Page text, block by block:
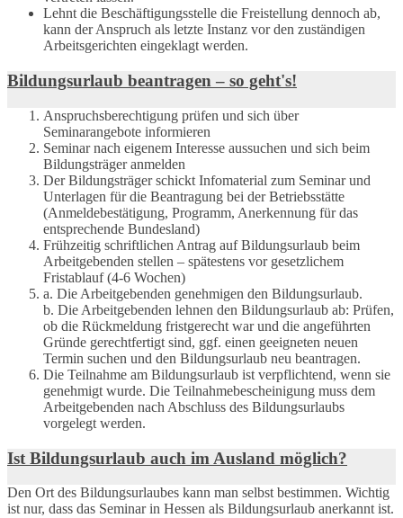
Lehnt die Beschäftigungsstelle die Freistellung dennoch ab,
kann der Anspruch als letzte Instanz vor den zuständigen
Arbeitsgerichten eingeklagt werden.
Bildungsurlaub beantragen – so geht's!
Anspruchsberechtigung prüfen und sich über
Seminarangebote informieren
Seminar nach eigenem Interesse aussuchen und sich beim
Bildungsträger anmelden
Der Bildungsträger schickt Infomaterial zum Seminar und
Unterlagen für die Beantragung bei der Betriebsstätte
(Anmeldebestätigung, Programm, Anerkennung für das
entsprechende Bundesland)
Frühzeitig schriftlichen Antrag auf Bildungsurlaub beim
Arbeitgebenden stellen – spätestens vor gesetzlichem
Fristablauf (4-6 Wochen)
a. Die Arbeitgebenden genehmigen den Bildungsurlaub.
b. Die Arbeitgebenden lehnen den Bildungsurlaub ab: Prüfen,
ob die Rückmeldung fristgerecht war und die angeführten
Gründe gerechtfertigt sind, ggf. einen geeigneten neuen
Termin suchen und den Bildungsurlaub neu beantragen.
Die Teilnahme am Bildungsurlaub ist verpflichtend, wenn sie
genehmigt wurde. Die Teilnahmebescheinigung muss dem
Arbeitgebenden nach Abschluss des Bildungsurlaubs
vorgelegt werden.
Ist Bildungsurlaub auch im Ausland möglich?
Den Ort des Bildungsurlaubes kann man selbst bestimmen. Wichtig
ist nur, dass das Seminar in Hessen als Bildungsurlaub anerkannt ist.